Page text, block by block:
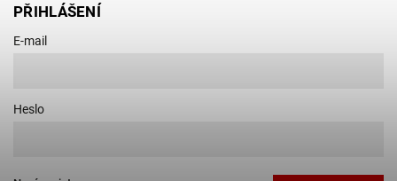
PŘIHLÁŠENÍ
E-mail
Heslo